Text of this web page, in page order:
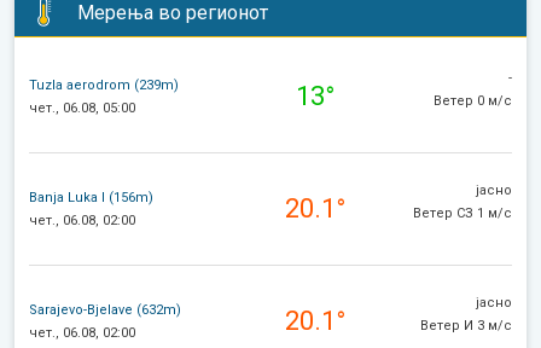
Мерења во регионот
Tuzla aerodrom (239m)
чет., 06.08, 05:00
13°
-
Ветер 0 м/с
Banja Luka I (156m)
чет., 06.08, 02:00
20.1°
јасно
Ветер СЗ 1 м/с
Sarajevo-Bjelave (632m)
чет., 06.08, 02:00
20.1°
јасно
Ветер И 3 м/с